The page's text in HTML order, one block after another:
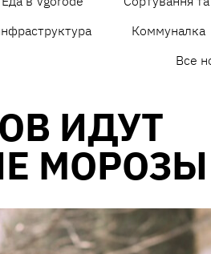
Коммуналка
Все
ИДУТ
МОРОЗЫ